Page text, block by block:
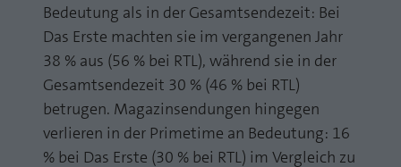
Bedeutung als in der Gesamtsendezeit: Bei
Das Erste machten sie im vergangenen Jahr
38 % aus (56 % bei RTL), während sie in der
Gesamtsendezeit 30 % (46 % bei RTL)
betrugen. Magazinsendungen hingegen
verlieren in der Primetime an Bedeutung: 16
% bei Das Erste (30 % bei RTL) im Vergleich zu